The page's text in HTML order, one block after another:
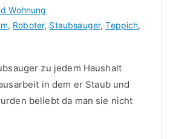
Wohnung
, Roboter, Staubsauger,Teppich,
zu jedem Haushalt
in dem er Staub und
beliebt da man sie nicht